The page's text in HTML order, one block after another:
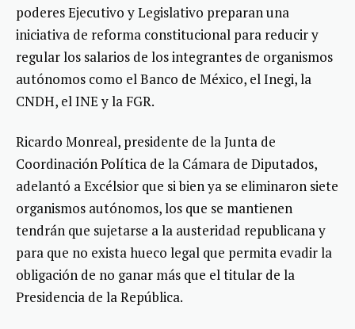
poderes Ejecutivo y Legislativo preparan una
iniciativa de reforma constitucional para reducir y
regular los salarios de los integrantes de organismos
autónomos como el Banco de México, el Inegi, la
CNDH, el INE y la FGR.
Ricardo Monreal, presidente de la Junta de
Coordinación Política de la Cámara de Diputados,
adelantó a Excélsior que si bien ya se eliminaron siete
organismos autónomos, los que se mantienen
tendrán que sujetarse a la austeridad republicana y
para que no exista hueco legal que permita evadir la
obligación de no ganar más que el titular de la
Presidencia de la República.